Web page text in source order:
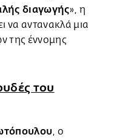
διαγωγής», η
να αντανακλά μια
της έννομης
του
, ο